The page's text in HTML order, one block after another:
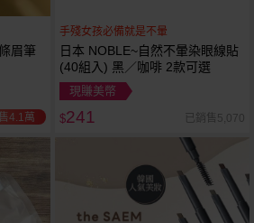
眉筆
4.1萬
手殘女孩必備就是不暈
日本 NOBLE~自然不暈染眼線貼
(40組入) 黑／咖啡 2款可選
現賺美幣
$241 已銷售5,070